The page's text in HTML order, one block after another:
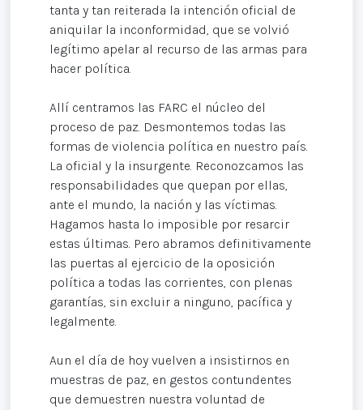
tanta y tan reiterada la intención oficial de
aniquilar la inconformidad, que se volvió
legítimo apelar al recurso de las armas para
hacer política.
Allí centramos las FARC el núcleo del
proceso de paz. Desmontemos todas las
formas de violencia política en nuestro país.
La oficial y la insurgente. Reconozcamos las
responsabilidades que quepan por ellas,
ante el mundo, la nación y las víctimas.
Hagamos hasta lo imposible por resarcir
estas últimas. Pero abramos definitivamente
las puertas al ejercicio de la oposición
política a todas las corrientes, con plenas
garantías, sin excluir a ninguno, pacífica y
legalmente.
Aun el día de hoy vuelven a insistirnos en
muestras de paz, en gestos contundentes
que demuestren nuestra voluntad de